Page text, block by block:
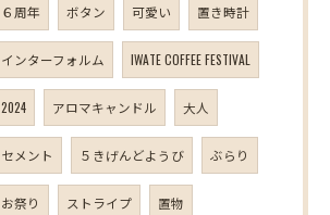
６周年 ボタン 可愛い 置き時計
インターフォルム IWATE COFFEE FESTIVAL
2024 アロマキャンドル 大人
セメント ５きげんどようび ぶらり
お祭り ストライプ 置物